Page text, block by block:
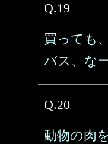
Q.19
買っても
バス、な
Q.20
動物の肉